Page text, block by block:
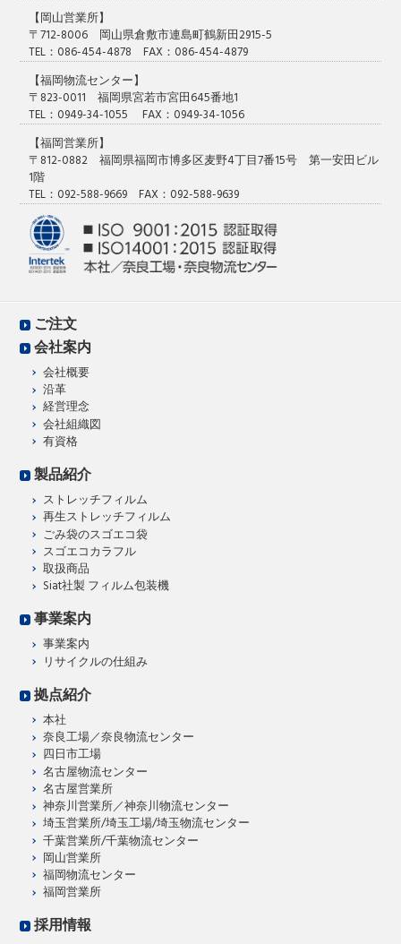
【岡山営業所】
〒712-8006 岡山県倉敷市連島町鶴新田2915-5
TEL：086-454-4878 FAX：086-454-4879
【福岡物流センター】
〒823-0011 福岡県宮若市宮田645番地1
TEL：0949-34-1055 FAX：0949-34-1056
【福岡営業所】
〒812-0882 福岡県福岡市博多区麦野4丁目7番15号 第一安田ビル
1階
TEL：092-588-9669 FAX：092-588-9639
ご注文
会社案内
会社概要
沿革
経営理念
会社組織図
有資格
製品紹介
ストレッチフィルム
再生ストレッチフィルム
ごみ袋のスゴエコ袋
スゴエコカラフル
取扱商品
Siat社製 フィルム包装機
事業案内
事業案内
リサイクルの仕組み
拠点紹介
本社
奈良工場／奈良物流センター
四日市工場
名古屋物流センター
名古屋営業所
神奈川営業所／神奈川物流センター
埼玉営業所/埼玉工場/埼玉物流センター
千葉営業所/千葉物流センター
岡山営業所
福岡物流センター
福岡営業所
採用情報